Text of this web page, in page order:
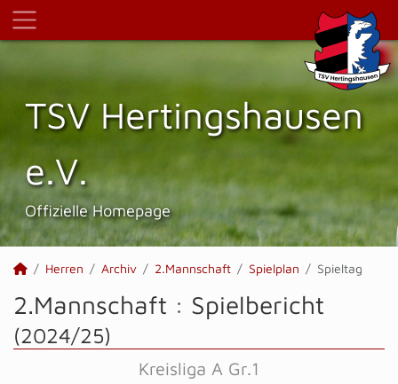
TSV Hertings­hausen
e.V.
Offizielle Homepage
Herren Archiv 2.Mannschaft Spielplan Spieltag
2.Mannschaft : Spielbericht
(2024/25)
Kreisliga A Gr.1